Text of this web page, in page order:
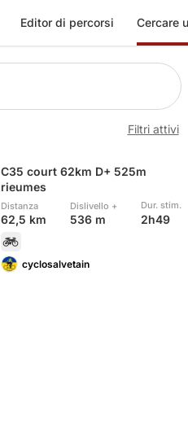
Editor di percorsi Cercare
Filtri attivi
C35 court 62km D+ 525m
rieumes
Distanza
62,5 km
Dislivello +
536 m
Dur. stim.
2h49
cyclosalvetain